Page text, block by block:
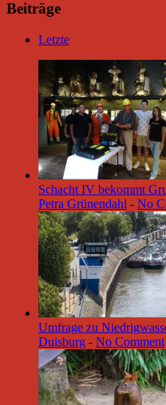
Beiträge
Letzte
Schacht IV bekommt
Petra Grünendahl - No
Umfrage zu
Duisburg - No Comment